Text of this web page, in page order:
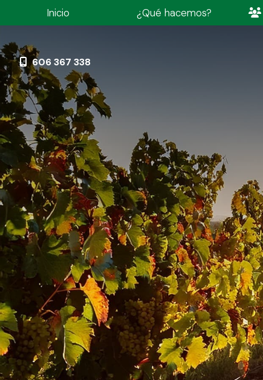
606 367 338
Inicio ¿Qué hacemos?